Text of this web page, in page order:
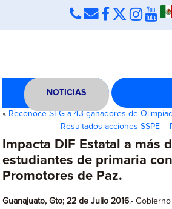
NOTICIAS
« Reconoce SEG a 43 ganadores de
Resultados acciones SSPE –
Impacta DIF Estatal a más
estudiantes de primaria
Promotores de Paz.
Guanajuato, Gto; 22 de Julio 2016.-